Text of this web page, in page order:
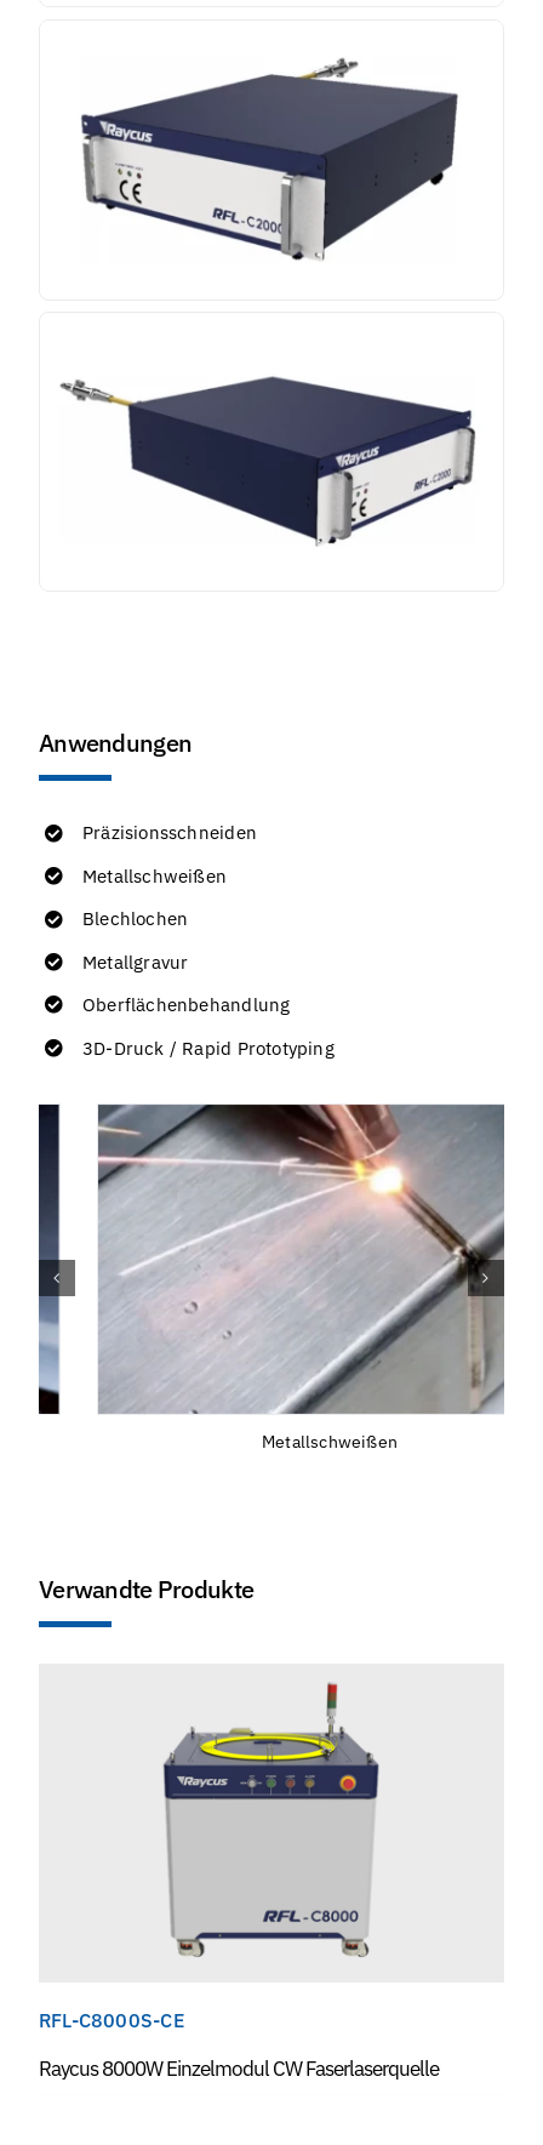
Anwendungen
Präzisionsschneiden
Metallschweißen
Blechlochen
Metallgravur
Oberflächenbehandlung
3D-Druck / Rapid Prototyping
Metallschweißen
Verwandte Produkte
RFL-C8000S-CE
Raycus 8000W Einzelmodul CW Faserlaserquelle